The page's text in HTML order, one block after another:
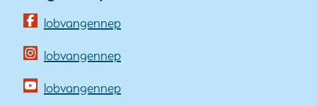
lobvangennep(opent
nieuw
venster)
lobvangennep(opent
nieuw
lobvangennep(opent